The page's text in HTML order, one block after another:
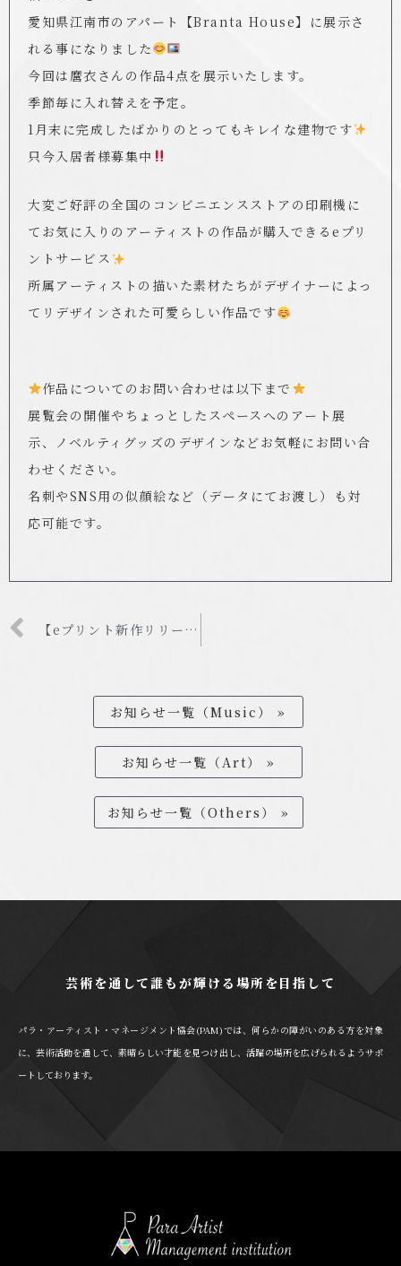
愛知県江南市のアパート【Branta House】に展示さ
れる事になりました
今回は麿衣さんの作品4点を展示いたします。
季節毎に入れ替えを予定。
1月末に完成したばかりのとってもキレイな建物です
只今入居者様募集中
大変ご好評の全国のコンビニエンスストアの印刷機に
てお気に入りのアーティストの作品が購入できるeプリ
ントサービス
所属アーティストの描いた素材たちがデザイナーによっ
てリデザインされた可愛らしい作品です
作品についてのお問い合わせは以下まで
展覧会の開催やちょっとしたスペースへのアート展
示、ノベルティグッズのデザインなどお気軽にお問い合
わせください。
名刺やSNS用の似顔絵など（データにてお渡し）も対
応可能です。
【eプリント新作リリース告知
お知らせ一覧（Music） »
お知らせ一覧（Art） »
お知らせ一覧（Others） »
芸術を通して誰もが輝ける場所を目指して
パラ・アーティスト・マネージメント協会(PAM)では、何らかの障がいのある方を対象
に、芸術活動を通して、素晴らしい才能を見つけ出し、活躍の場所を広げられるようサポ
ートしております。